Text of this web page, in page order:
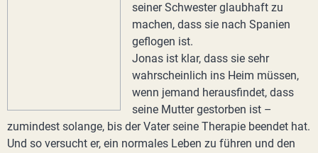
seiner Schwester glaubhaft zu
machen, dass sie nach Spanien
geflogen ist.
Jonas ist klar, dass sie sehr
wahrscheinlich ins Heim müssen,
wenn jemand herausfindet, dass
seine Mutter gestorben ist –
zumindest solange, bis der Vater seine Therapie beendet hat.
Und so versucht er, ein normales Leben zu führen und den